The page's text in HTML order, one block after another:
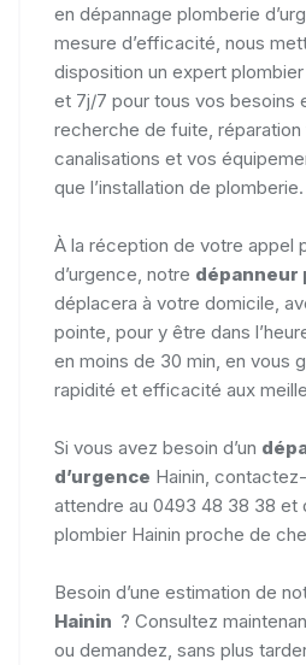
en dépannage plomberie
mesure d’efficacité, nous
disposition un expert
et 7j/7 pour tous vos besoins
recherche de fuite, réparation
canalisations et vos
que l’installation de plomberie.
À la réception de votre appel
d’urgence, notre dépanneur
déplacera à votre domicile,
pointe, pour y être dans
en moins de 30 min, en vous
rapidité et efficacité aux
Si vous avez besoin d’un
d’urgence Hainin,
attendre au 0493 48 38 38 et
plombier Hainin proche de
Besoin d’une estimation de
Hainin ? Consultez
ou demandez, sans plus